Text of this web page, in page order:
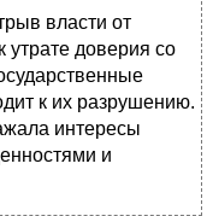
власти от
утрате доверия со
к их разрушению.
интересы
и